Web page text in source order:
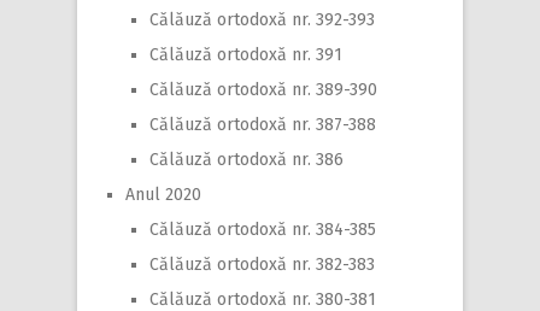
Călăuză ortodoxă nr. 392-393
Călăuză ortodoxă nr. 391
Călăuză ortodoxă nr. 389-390
Călăuză ortodoxă nr. 387-388
Călăuză ortodoxă nr. 386
Anul 2020
Călăuză ortodoxă nr. 384-385
Călăuză ortodoxă nr. 382-383
Călăuză ortodoxă nr. 380-381